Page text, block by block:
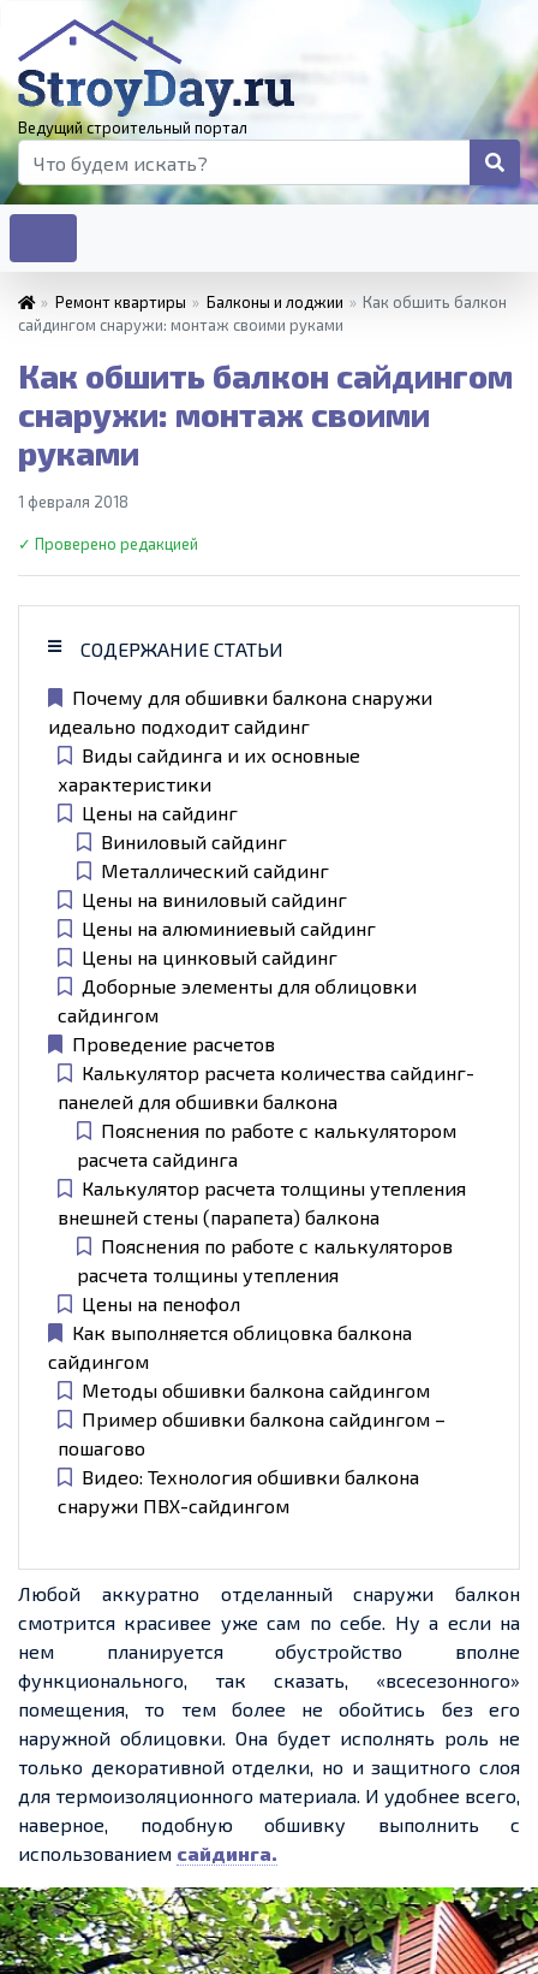
Ведущий строительный портал
» Ремонт квартиры » Балконы и лоджии » Как обшить балкон
сайдингом снаружи: монтаж своими руками
Как обшить балкон сайдингом
снаружи: монтаж своими
руками
1 февраля 2018
✓ Проверено редакцией
СОДЕРЖАНИЕ СТАТЬИ
Почему для обшивки балкона снаружи
идеально подходит сайдинг
Виды сайдинга и их основные
характеристики
Цены на сайдинг
Виниловый сайдинг
Металлический сайдинг
Цены на виниловый сайдинг
Цены на алюминиевый сайдинг
Цены на цинковый сайдинг
Доборные элементы для облицовки
сайдингом
Проведение расчетов
Калькулятор расчета количества сайдинг-
панелей для обшивки балкона
Пояснения по работе с калькулятором
расчета сайдинга
Калькулятор расчета толщины утепления
внешней стены (парапета) балкона
Пояснения по работе с калькуляторов
расчета толщины утепления
Цены на пенофол
Как выполняется облицовка балкона
сайдингом
Методы обшивки балкона сайдингом
Пример обшивки балкона сайдингом –
пошагово
Видео: Технология обшивки балкона
снаружи ПВХ-сайдингом
Любой аккуратно отделанный снаружи балкон
смотрится красивее уже сам по себе. Ну а если на
нем планируется обустройство вполне
функционального, так сказать, «всесезонного»
помещения, то тем более не обойтись без его
наружной облицовки. Она будет исполнять роль не
только декоративной отделки, но и защитного слоя
для термоизоляционного материала. И удобнее всего,
наверное, подобную обшивку выполнить с
использованием сайдинга.